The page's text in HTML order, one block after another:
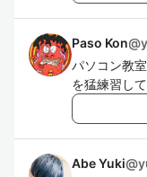
Paso Kon@
パソコン教
を猛練習して
Abe Yuki@